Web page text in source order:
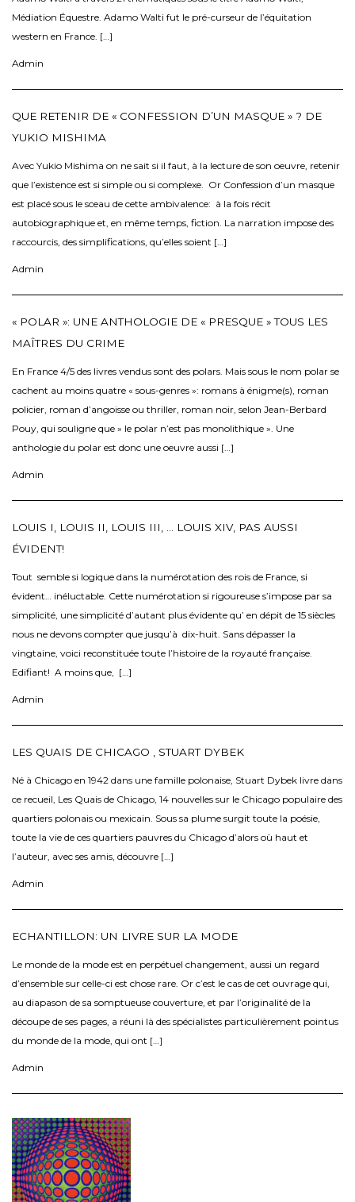
Médiation Équestre. Adamo Walti fut le pré-curseur de l’équitation
western en France. […]
Admin
QUE RETENIR DE « CONFESSION D’UN MASQUE » ? DE
YUKIO MISHIMA
Avec Yukio Mishima on ne sait si il faut, à la lecture de son oeuvre, retenir
que l’existence est si simple ou si complexe. Or Confession d’un masque
est placé sous le sceau de cette ambivalence: à la fois récit
autobiographique et, en même temps, fiction. La narration impose des
raccourcis, des simplifications, qu’elles soient […]
Admin
« POLAR »: UNE ANTHOLOGIE DE « PRESQUE » TOUS LES
MAÎTRES DU CRIME
En France 4/5 des livres vendus sont des polars. Mais sous le nom polar se
cachent au moins quatre « sous-genres »: romans à énigme(s), roman
policier, roman d’angoisse ou thriller, roman noir, selon Jean-Berbard
Pouy, qui souligne que » le polar n’est pas monolithique ». Une
anthologie du polar est donc une oeuvre aussi […]
Admin
LOUIS I, LOUIS II, LOUIS III, … LOUIS XIV, PAS AUSSI
ÉVIDENT!
Tout semble si logique dans la numérotation des rois de France, si
évident… inéluctable. Cette numérotation si rigoureuse s’impose par sa
simplicité, une simplicité d’autant plus évidente qu’ en dépit de 15 siècles
nous ne devons compter que jusqu’à dix-huit. Sans dépasser la
vingtaine, voici reconstituée toute l’histoire de la royauté française.
Edifiant! A moins que, […]
Admin
LES QUAIS DE CHICAGO , STUART DYBEK
Né à Chicago en 1942 dans une famille polonaise, Stuart Dybek livre dans
ce recueil, Les Quais de Chicago, 14 nouvelles sur le Chicago populaire des
quartiers polonais ou mexicain. Sous sa plume surgit toute la poésie,
toute la vie de ces quartiers pauvres du Chicago d’alors où haut et
l’auteur, avec ses amis, découvre […]
Admin
ECHANTILLON: UN LIVRE SUR LA MODE
Le monde de la mode est en perpétuel changement, aussi un regard
d’ensemble sur celle-ci est chose rare. Or c’est le cas de cet ouvrage qui,
au diapason de sa somptueuse couverture, et par l’originalité de la
découpe de ses pages, a réuni là des spécialistes particulièrement pointus
du monde de la mode, qui ont […]
Admin